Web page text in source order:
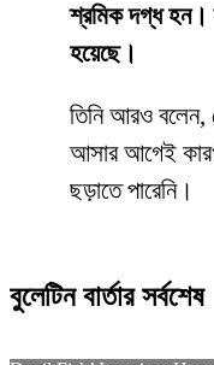
শ্রমিক দগ্ধ হন।
হয়েছে।
তিনি আরও বলেন,
আসার আগেই
ছড়াতে পারেনি।
বুলেটিন বার্তার সর্বশেষ